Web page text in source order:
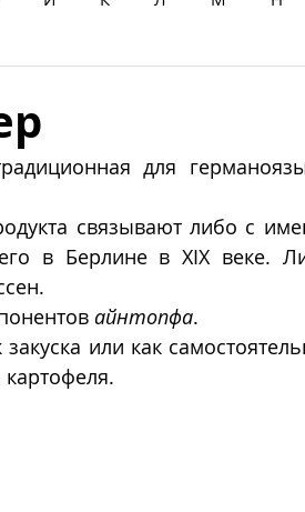
для
связывают либо с
в Берлине в XIX веке.
айнтопфа.
закуска или как